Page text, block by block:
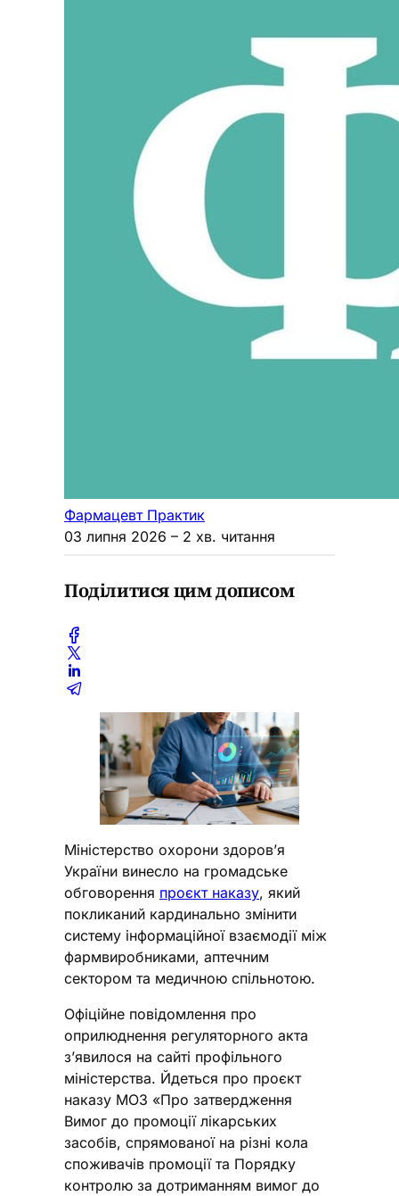
Фармацевт Практик
03 липня 2026 – 2 хв. читання
Поділитися цим дописом
Міністерство охорони здоров’я
України винесло на громадське
обговорення проєкт наказу, який
покликаний кардинально змінити
систему інформаційної взаємодії між
фармвиробниками, аптечним
сектором та медичною спільнотою.
Офіційне повідомлення про
оприлюднення регуляторного акта
з’явилося на сайті профільного
міністерства. Йдеться про проєкт
наказу МОЗ «Про затвердження
Вимог до промоції лікарських
засобів, спрямованої на різні кола
споживачів промоції та Порядку
контролю за дотриманням вимог до